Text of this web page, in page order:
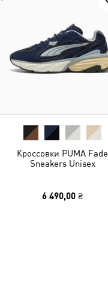
Кроссовки PUMA Fade
Sneakers Unisex
6 490,00 ₴